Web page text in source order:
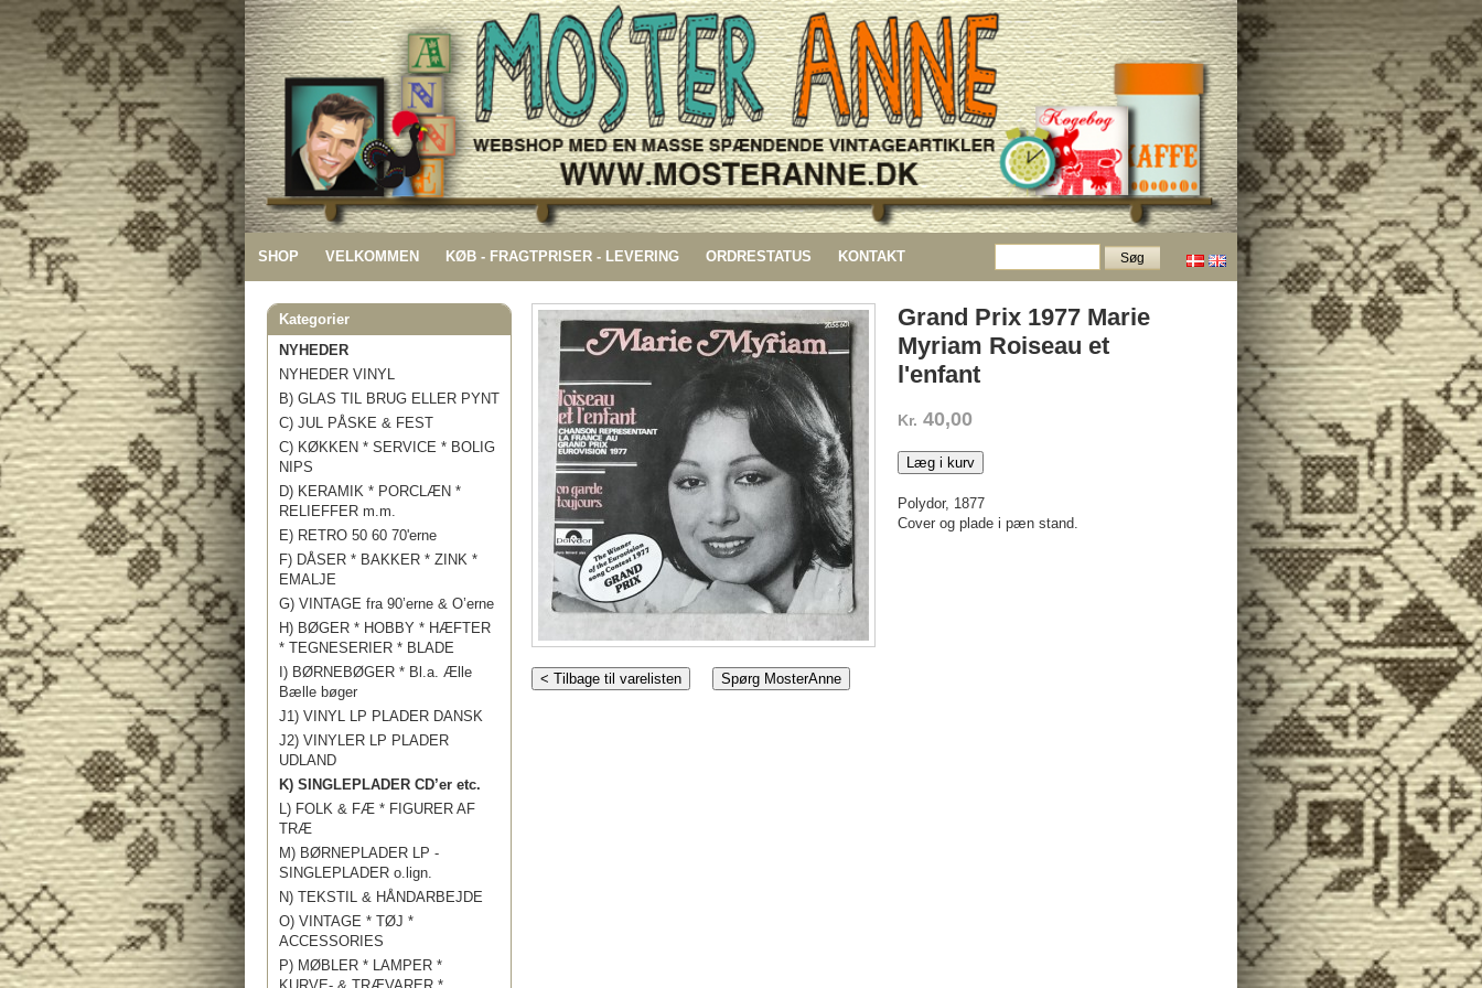
SHOP VELKOMMEN KØB - FRAGTPRISER - LEVERING ORDRESTATUS KONTAKT
Kategorier
NYHEDER
NYHEDER VINYL
B) GLAS TIL BRUG ELLER PYNT
C) JUL PÅSKE & FEST
C) KØKKEN * SERVICE * BOLIG
NIPS
D) KERAMIK * PORCLÆN *
RELIEFFER m.m.
E) RETRO 50 60 70'erne
F) DÅSER * BAKKER * ZINK *
EMALJE
G) VINTAGE fra 90’erne & O’erne
H) BØGER * HOBBY * HÆFTER
* TEGNESERIER * BLADE
I) BØRNEBØGER * Bl.a. Ælle
Bælle bøger
J1) VINYL LP PLADER DANSK
J2) VINYLER LP PLADER
UDLAND
K) SINGLEPLADER CD’er etc.
L) FOLK & FÆ * FIGURER AF
TRÆ
M) BØRNEPLADER LP -
SINGLEPLADER o.lign.
N) TEKSTIL & HÅNDARBEJDE
O) VINTAGE * TØJ *
ACCESSORIES
P) MØBLER * LAMPER *
Grand Prix 1977 Marie
Myriam Roiseau et
l'enfant
Kr. 40,00
Læg i kurv
Polydor, 1877
Cover og plade i pæn stand.
< Tilbage til varelisten Spørg MosterAnne